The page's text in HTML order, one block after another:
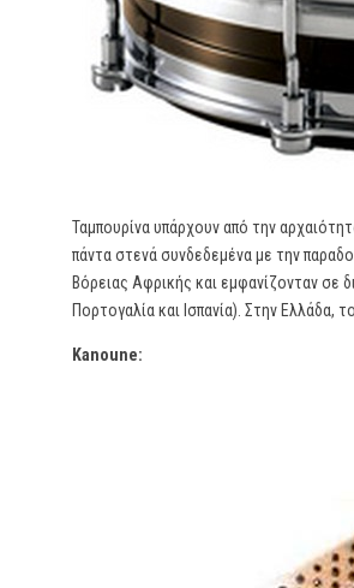
Ταμπουρίνα υπάρχουν από την
πάντα στενά συνδεδεμένα με την
Βόρειας Αφρικής και εμφανίζονταν σε
Πορτογαλία και Ισπανία). Στην Ελλάδα,
Kanoune: